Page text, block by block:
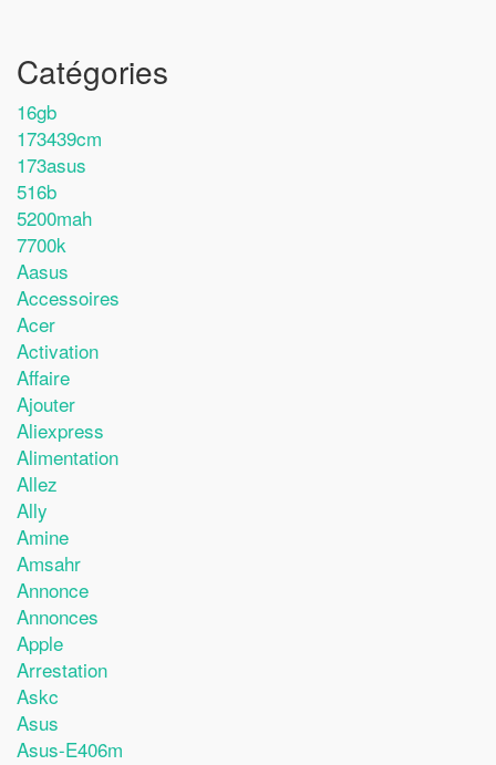
Catégories
16gb
173439cm
173asus
516b
5200mah
7700k
Aasus
Accessoires
Acer
Activation
Affaire
Ajouter
Aliexpress
Alimentation
Allez
Ally
Amine
Amsahr
Annonce
Annonces
Apple
Arrestation
Askc
Asus
Asus-E406m